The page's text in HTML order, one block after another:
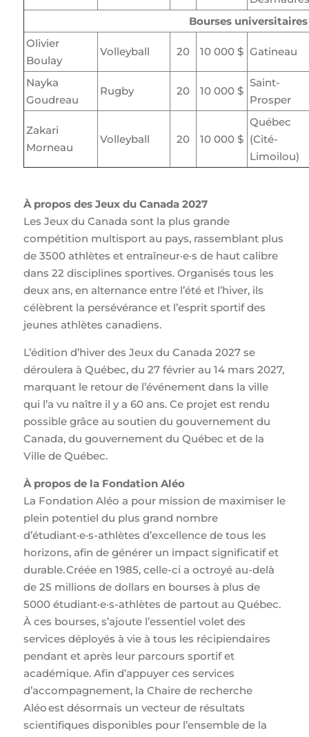
Bourses universitaires
Olivier
Boulay
Volleyball 20 10 000 $ Gatineau
Nayka
Goudreau
Rugby 20 10 000 $
Saint-
Prosper
Zakari
Morneau
Volleyball 20 10 000 $
Québec
(Cité-
Limoilou)
À propos des Jeux du Canada 2027
Les Jeux du Canada sont la plus grande
compétition multisport au pays, rassemblant plus
de 3500 athlètes et entraîneur·e·s de haut calibre
dans 22 disciplines sportives. Organisés tous les
deux ans, en alternance entre l’été et l’hiver, ils
célèbrent la persévérance et l’esprit sportif des
jeunes athlètes canadiens.
L’édition d’hiver des Jeux du Canada 2027 se
déroulera à Québec, du 27 février au 14 mars 2027,
marquant le retour de l’événement dans la ville
qui l’a vu naître il y a 60 ans. Ce projet est rendu
possible grâce au soutien du gouvernement du
Canada, du gouvernement du Québec et de la
Ville de Québec.
À propos de la Fondation Aléo
La Fondation Aléo a pour mission de maximiser le
plein potentiel du plus grand nombre
d’étudiant·e·s-athlètes d’excellence de tous les
horizons, afin de générer un impact significatif et
durable. Créée en 1985, celle-ci a octroyé au-delà
de 25 millions de dollars en bourses à plus de
5000 étudiant·e·s-athlètes de partout au Québec.
À ces bourses, s’ajoute l’essentiel volet des
services déployés à vie à tous les récipiendaires
pendant et après leur parcours sportif et
académique. Afin d’appuyer ces services
d’accompagnement, la Chaire de recherche
Aléo est désormais un vecteur de résultats
scientifiques disponibles pour l’ensemble de la